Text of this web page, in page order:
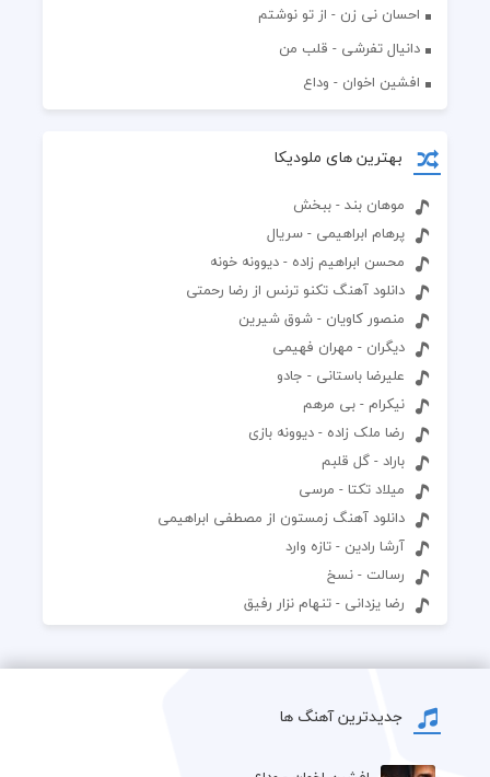
احسان نی زن - از تو نوشتم
دانیال تفرشی - قلب من
افشين اخوان - وداع
بهترین های ملودیکا
موهان بند - ببخش
پرهام ابراهیمی - سریال
محسن ابراهیم زاده - دیوونه خونه
دانلود آهنگ تکنو ترنس از رضا رحمتی
منصور کاویان - شوق شیرین
دیگران - مهران فهیمی
علیرضا باستانی - جادو
نیکرام - بی مرهم
رضا ملک زاده - دیوونه بازی
باراد - گل قلبم
میلاد تکتا - مرسی
دانلود آهنگ زمستون از مصطفی ابراهیمی
آرشا رادین - تازه وارد
رسالت - نسخ
رضا یزدانی - تنهام نزار رفیق
جدیدترین آهنگ ها